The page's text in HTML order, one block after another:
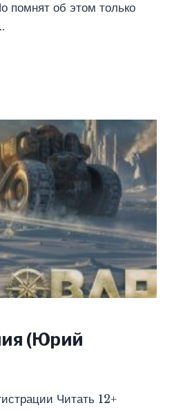
помнят об этом только
(Юрий
Читать 12+